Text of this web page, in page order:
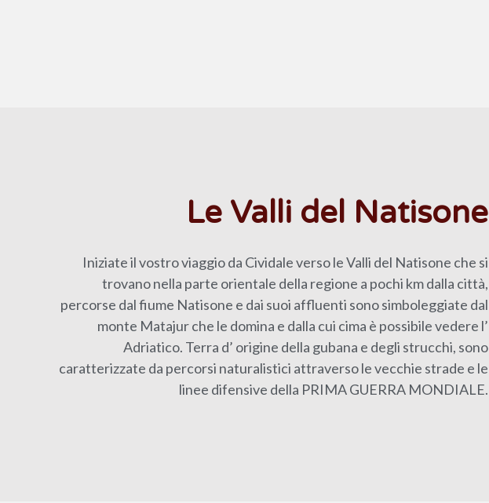
Le Valli del Natisone
Iniziate il vostro viaggio da Cividale verso le Valli del Natisone che si
trovano nella parte orientale della regione a pochi km dalla città,
percorse dal fiume Natisone e dai suoi affluenti sono simboleggiate dal
monte Matajur che le domina e dalla cui cima è possibile vedere l’
Adriatico. Terra d’ origine della gubana e degli strucchi, sono
caratterizzate da percorsi naturalistici attraverso le vecchie strade e le
linee difensive della PRIMA GUERRA MONDIALE.